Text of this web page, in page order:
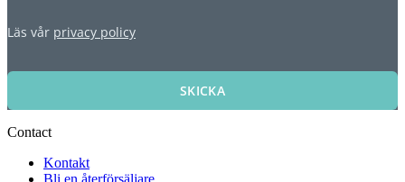
Läs vår privacy policy
SKICKA
Contact
Kontakt
Bli en återförsäljare